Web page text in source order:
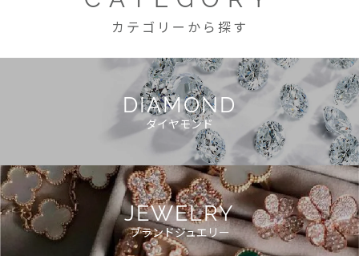
カテゴリーから探す
DIAMOND
ダイヤモンド
JEWELRY
ブランドジュエリー